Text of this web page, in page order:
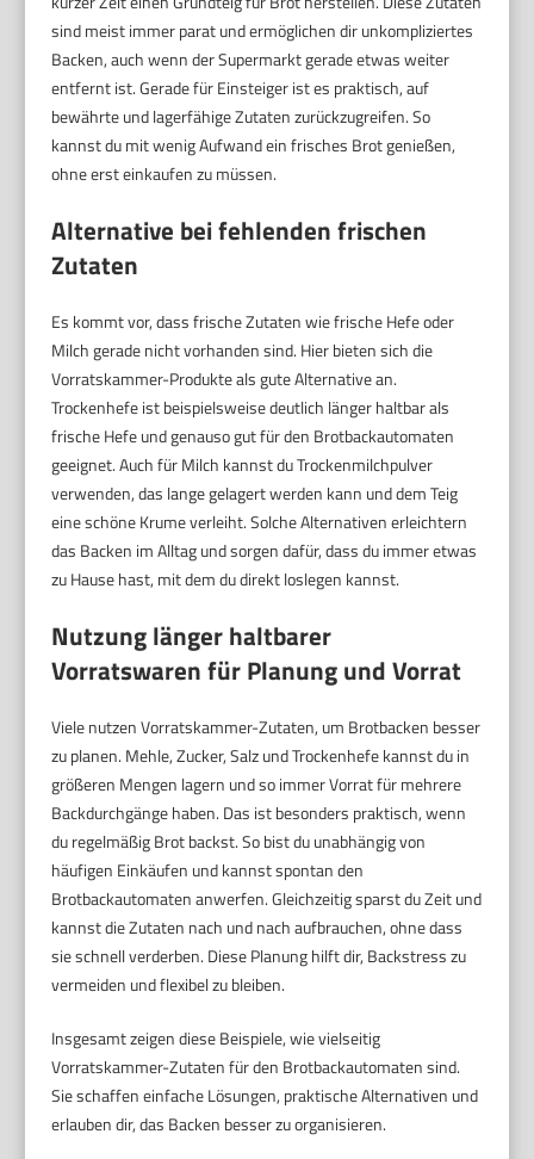
sind meist immer parat und ermöglichen dir unkompliziertes
Backen, auch wenn der Supermarkt gerade etwas weiter
entfernt ist. Gerade für Einsteiger ist es praktisch, auf
bewährte und lagerfähige Zutaten zurückzugreifen. So
kannst du mit wenig Aufwand ein frisches Brot genießen,
ohne erst einkaufen zu müssen.
Alternative bei fehlenden frischen
Zutaten
Es kommt vor, dass frische Zutaten wie frische Hefe oder
Milch gerade nicht vorhanden sind. Hier bieten sich die
Vorratskammer-Produkte als gute Alternative an.
Trockenhefe ist beispielsweise deutlich länger haltbar als
frische Hefe und genauso gut für den Brotbackautomaten
geeignet. Auch für Milch kannst du Trockenmilchpulver
verwenden, das lange gelagert werden kann und dem Teig
eine schöne Krume verleiht. Solche Alternativen erleichtern
das Backen im Alltag und sorgen dafür, dass du immer etwas
zu Hause hast, mit dem du direkt loslegen kannst.
Nutzung länger haltbarer
Vorratswaren für Planung und Vorrat
Viele nutzen Vorratskammer-Zutaten, um Brotbacken besser
zu planen. Mehle, Zucker, Salz und Trockenhefe kannst du in
größeren Mengen lagern und so immer Vorrat für mehrere
Backdurchgänge haben. Das ist besonders praktisch, wenn
du regelmäßig Brot backst. So bist du unabhängig von
häufigen Einkäufen und kannst spontan den
Brotbackautomaten anwerfen. Gleichzeitig sparst du Zeit und
kannst die Zutaten nach und nach aufbrauchen, ohne dass
sie schnell verderben. Diese Planung hilft dir, Backstress zu
vermeiden und flexibel zu bleiben.
Insgesamt zeigen diese Beispiele, wie vielseitig
Vorratskammer-Zutaten für den Brotbackautomaten sind.
Sie schaffen einfache Lösungen, praktische Alternativen und
erlauben dir, das Backen besser zu organisieren.